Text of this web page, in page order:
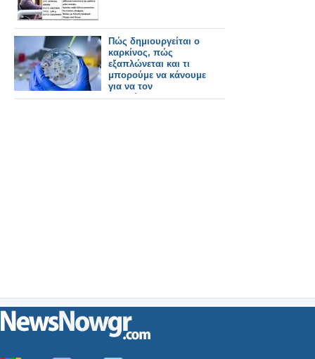
Πώς δημιουργείται ο
καρκίνος, πώς
εξαπλώνεται και τι
μπορούμε να κάνουμε
για να τον
αποφύγουμε